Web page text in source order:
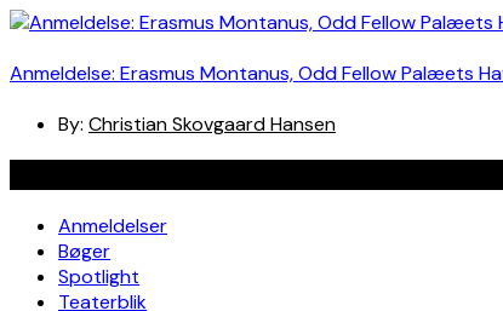
Anmeldelse: Erasmus Montanus, Odd Fellow Palæets
By: Christian Skovgaard Hansen
Anmeldelser
Bøger
Spotlight
Teaterblik